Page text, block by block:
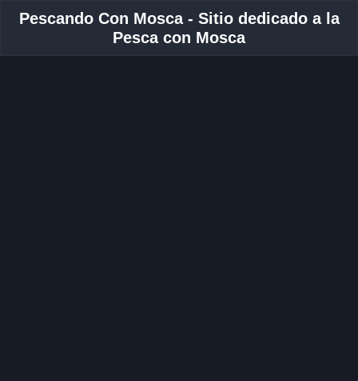
Pescando Con Mosca - Sitio dedicado a la
Pesca con Mosca